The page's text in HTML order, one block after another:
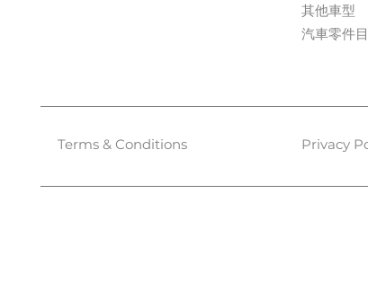
其他車型
汽車零件
Terms & Conditions Privacy